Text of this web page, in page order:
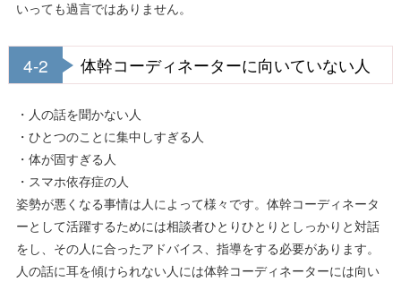
いっても過言ではありません。
4-2 体幹コーディネーターに向いていない人
・人の話を聞かない人
・ひとつのことに集中しすぎる人
・体が固すぎる人
・スマホ依存症の人
姿勢が悪くなる事情は人によって様々です。体幹コーディネータ
ーとして活躍するためには相談者ひとりひとりとしっかりと対話
をし、その人に合ったアドバイス、指導をする必要があります。
人の話に耳を傾けられない人には体幹コーディネーターには向い